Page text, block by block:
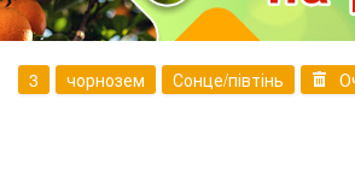
3 чорнозем Сонце/півтінь